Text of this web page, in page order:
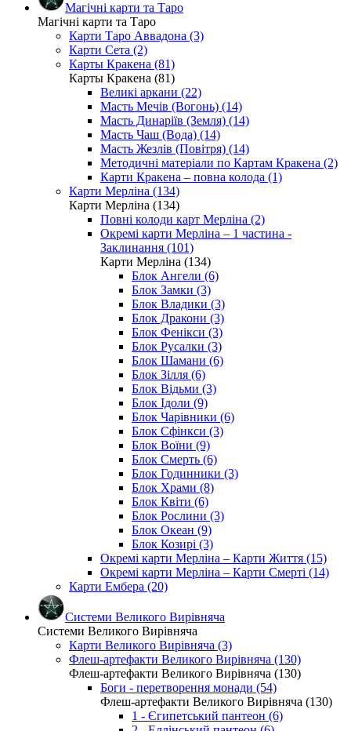
Магічні карти та Таро
Магічні карти та Таро
Карти Таро Аввадона (3)
Карти Сета (2)
Карты Кракена (81)
Карты Кракена (81)
Великі аркани (22)
Масть Мечів (Вогонь) (14)
Масть Динаріїв (Земля) (14)
Масть Чаш (Вода) (14)
Масть Жезлів (Повітря) (14)
Методичні матеріали по Картам Кракена (2)
Карти Кракена – повна колода (1)
Карти Мерліна (134)
Карти Мерліна (134)
Повні колоди карт Мерліна (2)
Окремі карти Мерліна – 1 частина -
Заклинання (101)
Карти Мерліна (134)
Блок Ангели (6)
Блок Замки (3)
Блок Владики (3)
Блок Дракони (3)
Блок Фенікси (3)
Блок Русалки (3)
Блок Шамани (6)
Блок Зілля (6)
Блок Відьми (3)
Блок Ідоли (9)
Блок Чарівники (6)
Блок Сфінкси (3)
Блок Воїни (9)
Блок Смерть (6)
Блок Годинники (3)
Блок Храми (8)
Блок Квіти (6)
Блок Рослини (3)
Блок Океан (9)
Блок Козирі (3)
Окремі карти Мерліна – Карти Життя (15)
Окремі карти Мерліна – Карти Смерті (14)
Карти Ембера (20)
Системи Великого Вирівняча
Системи Великого Вирівняча
Карти Великого Вирівняча (3)
Флеш-артефакти Великого Вирівняча (130)
Флеш-артефакти Великого Вирівняча (130)
Боги - перетворення монади (54)
Флеш-артефакти Великого Вирівняча (130)
1 - Єгипетський пантеон (6)